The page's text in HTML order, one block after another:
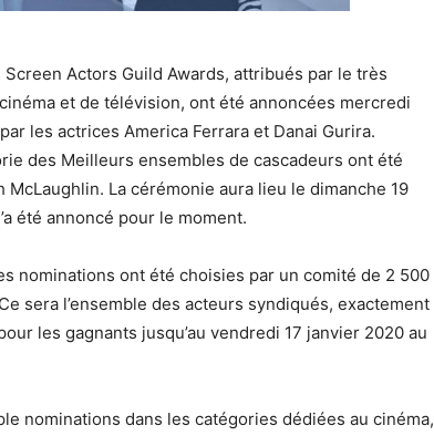
Actors Guild Awards, attribués par le très
et de télévision, ont été annoncées mercredi
les actrices America Ferrara et Danai Gurira.
des Meilleurs ensembles de cascadeurs ont été
La cérémonie aura lieu le dimanche 19
été annoncé pour le moment.
nominations ont été choisies par un comité de 2 500
sera l’ensemble des acteurs syndiqués, exactement
les gagnants jusqu’au vendredi 17 janvier 2020 au
nominations dans les catégories dédiées au cinéma,